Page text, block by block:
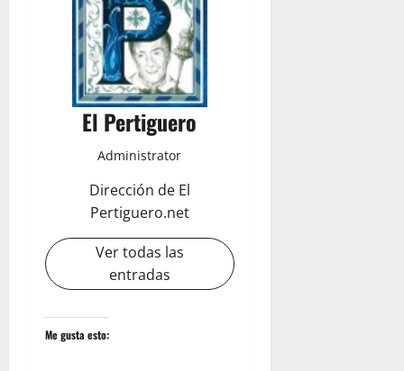
El Pertiguero
Administrator
Dirección de El
Pertiguero.net
Ver todas las
entradas
Me gusta esto: